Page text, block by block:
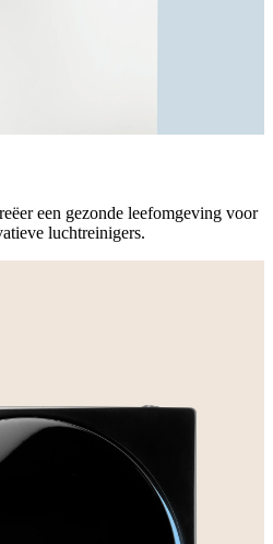
een gezonde leefomgeving voor
luchtreinigers.